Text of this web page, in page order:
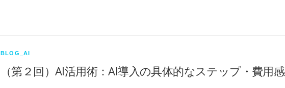
BLOG_AI
（第２回）AI活用術：AI導入の具体的なステップ・費用感